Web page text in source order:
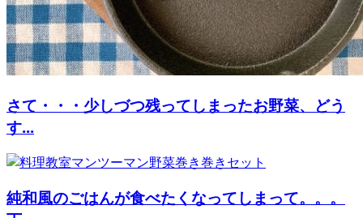
さて・・・少しづつ残ってしまったお野菜、どう
す...
純和風のごはんが食べたくなってしまって。。。